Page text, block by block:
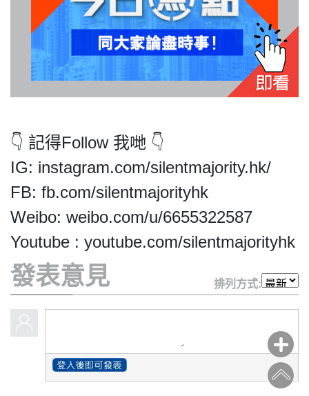
聯絡我們
隱
政
策
及
免
責
明
©
👇 記得Follow 我哋 👇
IG: instagram.com/silentmajority.hk/
FB: fb.com/silentmajorityhk
Weibo: weibo.com/u/6655322587
Youtube : youtube.com/silentmajorityhk
發表意見 排列方式: